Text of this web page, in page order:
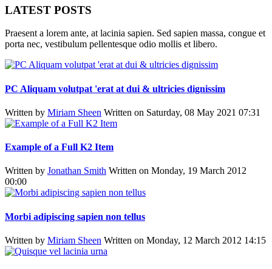
LATEST POSTS
Praesent a lorem ante, at lacinia sapien. Sed sapien massa, congue et
porta nec, vestibulum pellentesque odio mollis et libero.
PC Aliquam volutpat 'erat at dui & ultricies dignissim
Written by Miriam Sheen Written on Saturday, 08 May 2021 07:31
Example of a Full K2 Item
Written by Jonathan Smith Written on Monday, 19 March 2012
00:00
Morbi adipiscing sapien non tellus
Written by Miriam Sheen Written on Monday, 12 March 2012 14:15